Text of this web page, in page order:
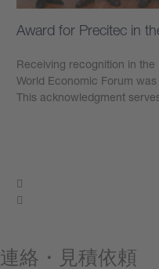
Award for Precitec in
Receiving recognition in
World Economic Forum
This acknowledgment
連絡・見積依頼